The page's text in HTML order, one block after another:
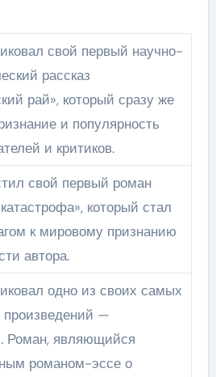
свой первый научно-
рассказ
рай», который сразу же
и популярность
и критиков.
свой первый роман
который стал
к мировому признанию
автора.
одно из своих самых
произведений —
Роман, являющийся
романом-эссе о